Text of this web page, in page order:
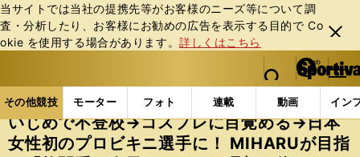
当サイトでは当社の提携先等がお客様のニーズ等について調
査・分析したり、お客様にお勧めの広告を表⽰する⽬的で Co
okie を使⽤する場合があります。詳しくはこちら
閉じ
る
web Sportiva (webスポルティーバ)
検索
マイペ
ー
ジ
メニュ
その他競技 モーター フォト 連載 動画 イン
ス
ポ
ル
その他競技の記事一覧 その他競技 その他 いじ
いじめで不登校→コスプレに目覚める→日本
女性初のプロビキニ選手に！ MIHARUが目指